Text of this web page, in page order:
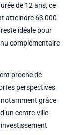
de 12 ans, ce
atteindre 63 000
idéale pour
complémentaire
proche de
perspectives
notamment grâce
centre-ville